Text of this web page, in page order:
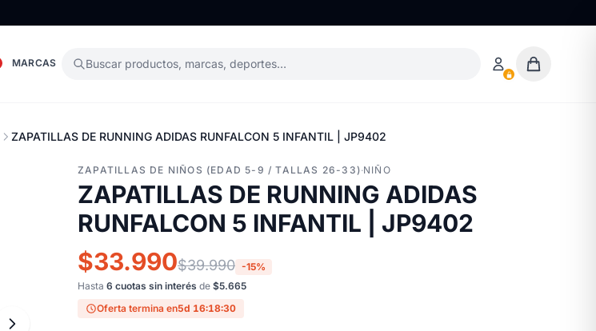
MARCAS Buscar productos, marcas, deportes…
ZAPATILLAS DE RUNNING ADIDAS RUNFALCON 5 INFANTIL | JP9402
ZAPATILLAS DE NIÑOS (EDAD 5-9 / TALLAS 26-33)·NIÑO
ZAPATILLAS DE RUNNING ADIDAS
RUNFALCON 5 INFANTIL | JP9402
$33.990$39.990 -15%
Hasta 6 cuotas sin interés de $5.665
Oferta termina en5d 16:18:29